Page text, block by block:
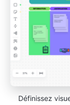
Définissez